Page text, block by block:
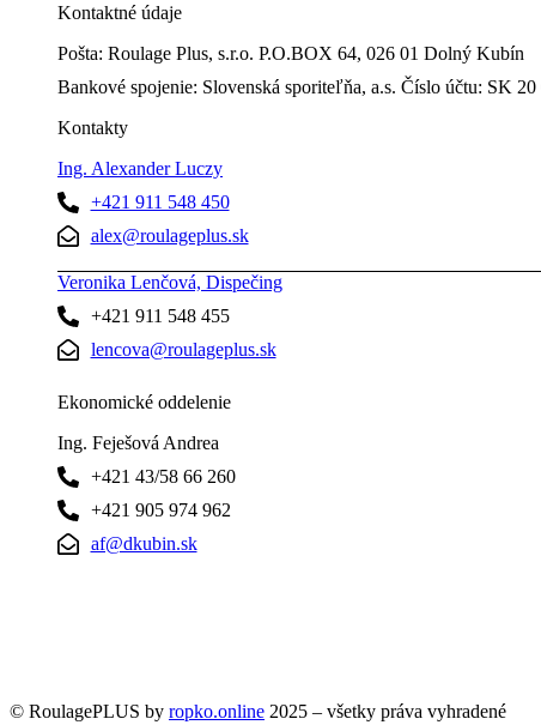
Kontaktné údaje
Pošta: Roulage Plus, s.r.o. P.O.BOX 64, 026 01 Dolný Kubín
Bankové spojenie: Slovenská sporiteľňa, a.s. Číslo účtu: SK
Kontakty
Ing. Alexander Luczy
+421 911 548 450
alex@roulageplus.sk
Veronika Lenčová, Dispečing
+421 911 548 455
lencova@roulageplus.sk
Ekonomické oddelenie
Ing. Feješová Andrea
+421 43/58 66 260
+421 905 974 962
af@dkubin.sk
© RoulagePLUS by ropko.online 2025 – všetky práva vyhradené